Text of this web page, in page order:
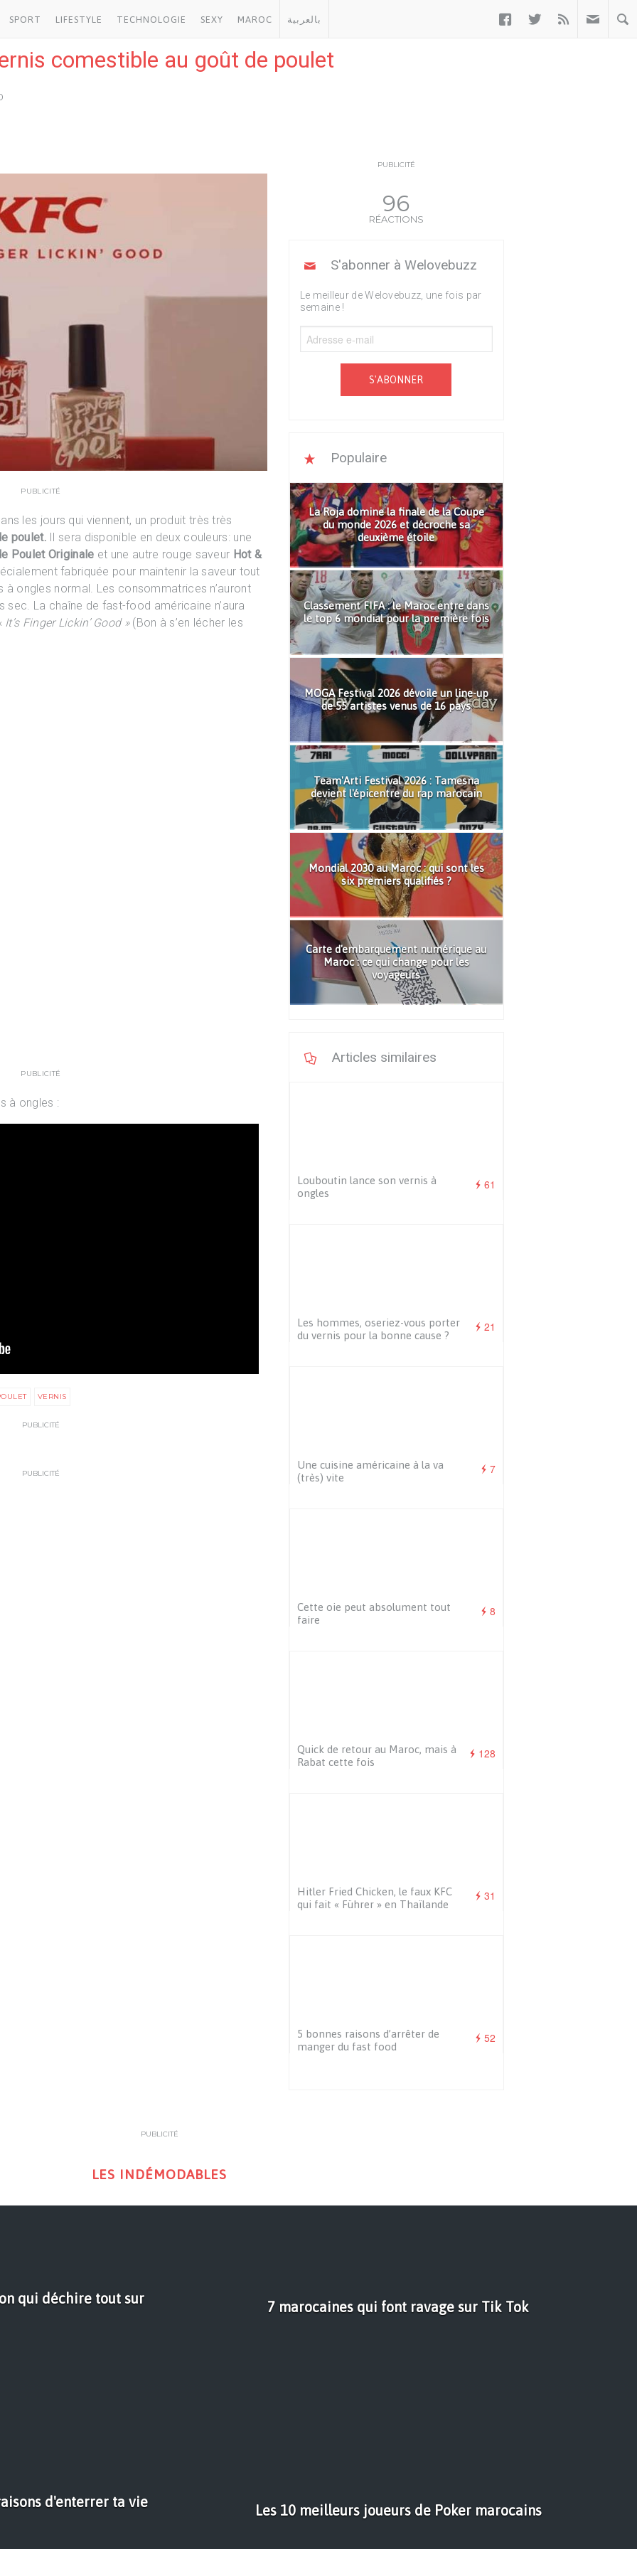
SPORT LIFESTYLE TECHNOLOGIE SEXY MAROC بالعربية   
comestible au goût de poulet
PUBLICITÉ
les jours qui viennent, un produit très très
poulet.Il sera disponible en deux couleurs: une
Poulet Originale et une autre rouge saveur Hot &
fabriquée pour maintenir la saveur tout
à ongles normal. Les consommatrices n’auront
sec. La chaîne de fast-food américaine n’aura
It’s Finger Lickin’ Good »(Bon à s’en lécher les
PUBLICITÉ
à ongles :
VERNIS
PUBLICITÉ
PUBLICITÉ
PUBLICITÉ
96
RÉACTIONS
S'abonner à Welovebuzz
Le meilleur de Welovebuzz, une fois par
semaine !
S'ABONNER
Populaire
La Roja domine la finale de la Coupe
du monde 2026 et décroche sa
deuxième étoile
Classement FIFA : le Maroc entre dans
le top 6 mondial pour la première fois
MOGA Festival 2026 dévoile un line-up
de 55 artistes venus de 16 pays
Team'Arti Festival 2026 : Tamesna
devient l'épicentre du rap marocain
Mondial 2030 au Maroc : qui sont les
six premiers qualifiés ?
Carte d'embarquement numérique au
Maroc : ce qui change pour les
voyageurs
Articles similaires
61
Louboutin lance son vernis à
ongles
21
Les hommes, oseriez-vous porter
du vernis pour la bonne cause ?
7
Une cuisine américaine à la va
(très) vite
8
Cette oie peut absolument tout
faire
128
Quick de retour au Maroc, mais à
Rabat cette fois
31
Hitler Fried Chicken, le faux KFC
qui fait « Führer » en Thaïlande
52
5 bonnes raisons d’arrêter de
manger du fast food
PUBLICITÉ
LES INDÉMODABLES
qui déchire tout sur
7 marocaines qui font ravage sur Tik Tok
d'enterrer ta vie
Les 10 meilleurs joueurs de Poker marocains